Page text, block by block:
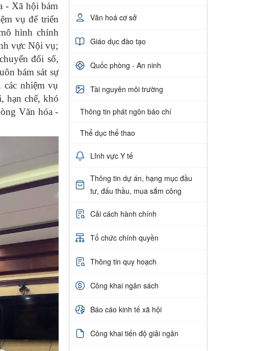
- Xã hội bám
vụ để triển
hình chính
vực Nội vụ;
đổi số,
bám sát sự
nhiệm vụ
hạn chế, khó
Văn hóa -
Văn hoá cơ sở
Giáo dục đào tạo
Quốc phòng - An ninh
Tài nguyên môi trường
Thông tin phát ngôn báo chí
Thể dục thể thao
Lĩnh vực Y tế
Thông tin dự án, hạng mục đầu
tư, đấu thầu, mua sắm công
Cải cách hành chính
Tổ chức chính quyền
Thông tin quy hoạch
Công khai ngân sách
Báo cáo kinh tế xã hội
Công khai tiến độ giải ngân